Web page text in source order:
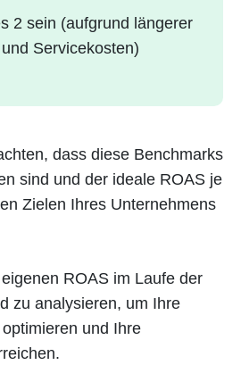
2 sein (aufgrund längerer
Servicekosten)
dass diese Benchmarks
sind und der ideale ROAS je
Zielen Ihres Unternehmens
ROAS im Laufe der
zu analysieren, um Ihre
und Ihre